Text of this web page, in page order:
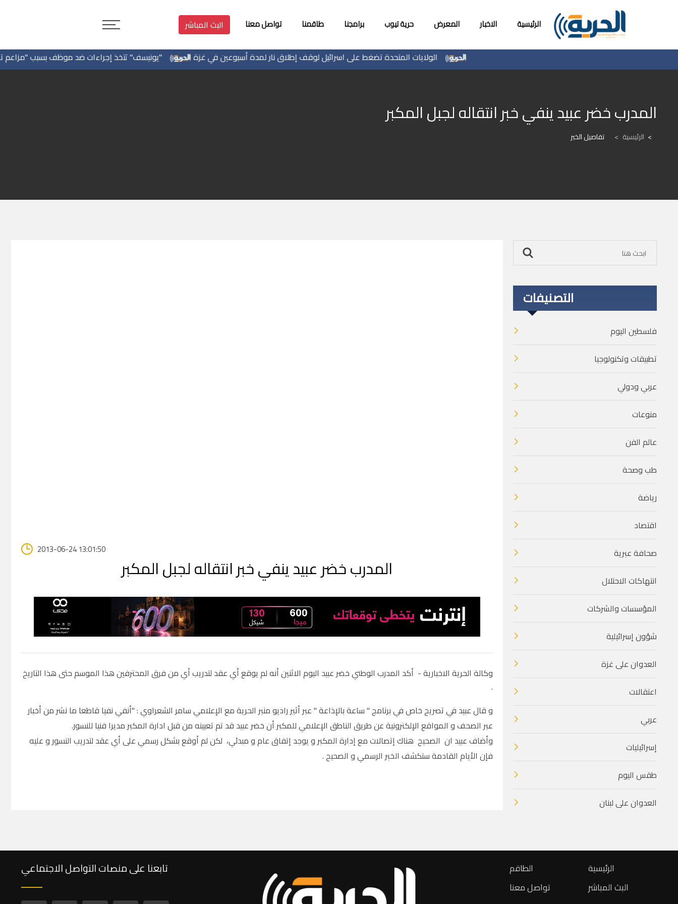
الرئيسية الاخبار المعرض حرية تيوب برامجنا طاقمنا تواصل معنا البث المباشر
"يونيسف" تتخذ إجراءات ضد موظف بسبب "مزاعم الولايات المتحدة تضغط على اسرائيل لوقف إطلاق نار لمدة أسبوعين في غزة
المدرب خضر عبيد ينفي خبر انتقاله لجبل المكبر
الرئيسية > تفاصيل الخبر
2013-06-24 13:01:50
المدرب خضر عبيد ينفي خبر انتقاله لجبل المكبر
وكالة الحرية الاخبارية - أكد المدرب الوطني خضر عبيد اليوم الاثنين أنه لم يوقع أي عقد لتدريب أي من فرق المحترفين هذا الموسم حتى هذا التاريخ
.
و قال عبيد في تصريح خاص في برنامج " ساعة بالإذاعة " عبر أثير راديو منبر الحرية مع الإعلامي سامر الشعراوي : "أنفي نفيا قاطعا ما نشر من أخبار
عبر الصحف و المواقع الإلكترونية عن طريق الناطق الإعلامي للمكبر أن خضر عبيد قد تم تعيينه من قبل ادارة المكبر مديرا فنيا للنسور.
وأضاف عبيد ان الصحيح هناك إتصالات مع إدارة المكبر و يوجد إتفاق عام و مبدئي، لكن لم أوقع بشكل رسمي على أي عقد لتدريب النسور و عليه
فإن الأيام القادمة ستكشف الخبر الرسمي و الصحيح .
التصنيفات
فلسطين اليوم
تطبيقات وتكنولوجيا
عربي ودولي
منوعات
عالم الفن
طب وصحة
رياضة
اقتصاد
صحافة عبرية
انتهاكات الاحتلال
المؤسسات والشركات
شؤون إسرائيلية
العدوان على غزة
اعتقالات
عربي
إسرائيليات
طقس اليوم
العدوان على لبنان
تابعنا على منصات التواصل الاجتماعي
الطاقم
تواصل معنا
الرئيسية
البث المباشر